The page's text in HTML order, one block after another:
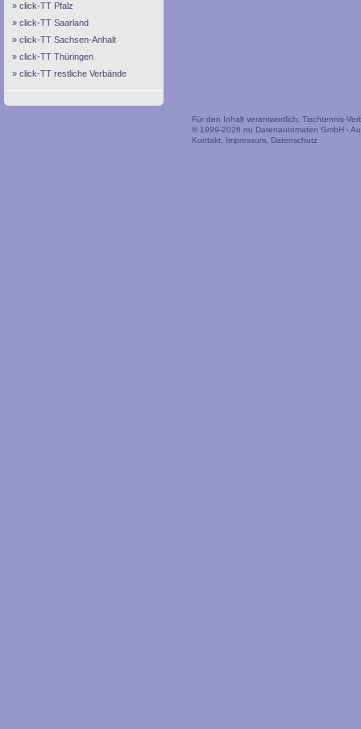
click-TT Pfalz
click-TT Saarland
click-TT Sachsen-Anhalt
click-TT Thüringen
click-TT restliche Verbände
Für den Inhalt verantwortlich: Tischtennis-
© 1999-2026 nu Datenautomaten GmbH -
Kontakt
Impressum Datenschutz